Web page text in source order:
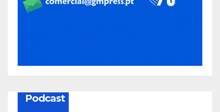
Podcast